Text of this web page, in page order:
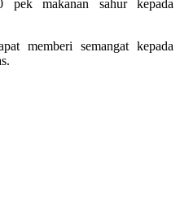
pek makanan sahur kepada
memberi semangat kepada